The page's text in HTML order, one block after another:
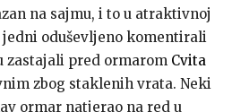
na sajmu, i to u atraktivnoj
oduševljeno komentirali
zastajali pred ormarom Cvita
zbog staklenih vrata. Neki
ormar natjerao na red u